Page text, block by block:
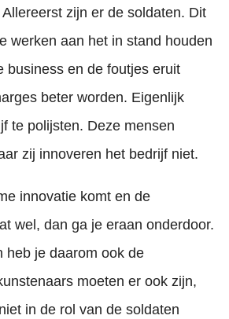
zijn er de soldaten. Dit
werken aan het in stand houden
business en de foutjes eruit
beter worden. Eigenlijk
te polijsten. Deze mensen
zij innoveren het bedrijf niet.
innovatie komt en de
wel, dan ga je eraan onderdoor.
heb je daarom ook de
moeten er ook zijn,
in de rol van de soldaten